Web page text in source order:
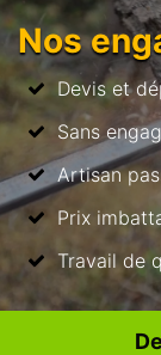
Nos
Devis et
Sans
Artisan
Prix
Travail de